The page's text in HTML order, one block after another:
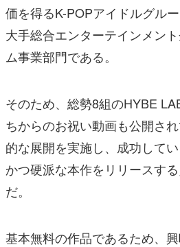
価を得るK-POPアイドルグル
大手総合エンターテインメン
ム事業部門である。
そのため、総勢8組のHYBE
ちからのお祝い動画も公開さ
的な展開を実施し、成功して
かつ硬派な本作をリリースす
だ。
基本無料の作品であるため、